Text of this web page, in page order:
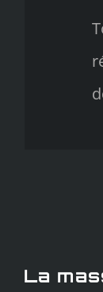
La